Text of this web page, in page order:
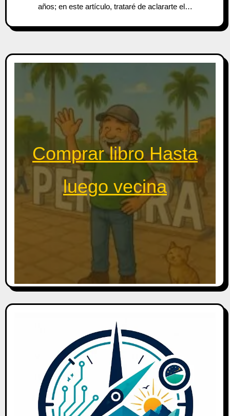
años; en este artículo, trataré de aclararte el…
Comprar libro Hasta
luego vecina